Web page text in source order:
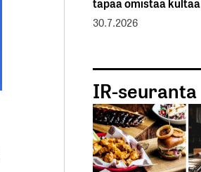
30.7.2026
IR-seuranta